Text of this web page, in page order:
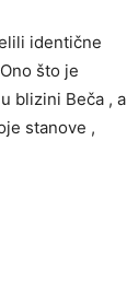
identične
što je
blizini Beča , a
stanove ,